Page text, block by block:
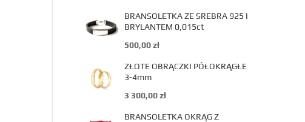
BRANSOLETKA ZE SREBRA 925 I
BRYLANTEM 0,015ct
500,00zł
ZŁOTE OBRĄCZKI PÓŁOKRĄGŁE
3-4mm
3 300,00zł
BRANSOLETKA OKRĄG Z